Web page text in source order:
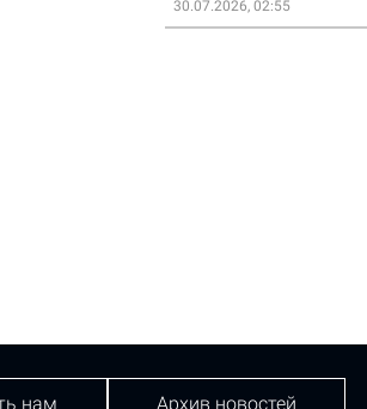
30.07.2026, 02:55
нам Архив новостей